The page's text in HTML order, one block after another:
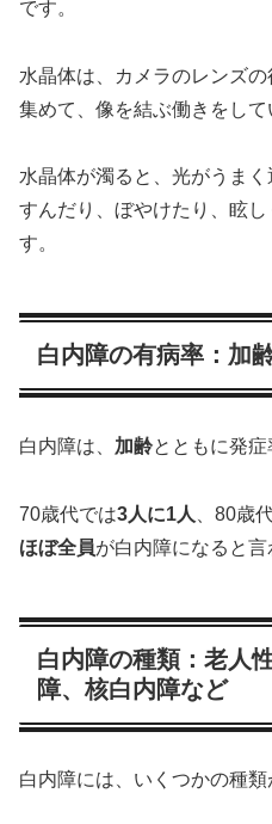
です。
水晶体は、カメラのレンズ
集めて、像を結ぶ働きをして
水晶体が濁ると、光がうま
すんだり、ぼやけたり、眩
す。
白内障の有病率：加
白内障は、 加齢とともに発症
70歳代では3人に1人 、80歳
ほぼ全員が白内障になると言
白内障の種類：老人
障、核白内障など
白内障には、いくつかの種類